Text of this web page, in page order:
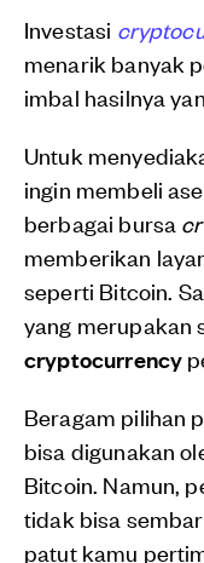
Investasi
menarik banyak
imbal hasilnya
Untuk
ingin membeli
berbagai bursa
memberikan
seperti Bitcoin.
yang merupakan
cryptocurrency
Beragam pilihan
bisa digunakan
Bitcoin. Namun,
tidak bisa
patut kamu